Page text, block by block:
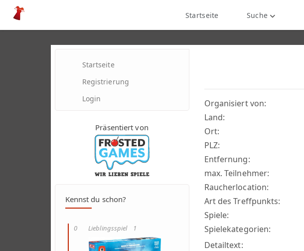
Startseite Suche
Startseite
Registrierung
Login
Präsentiert von
Kennst du schon?
0 Lieblingsspiel 1
Organisiert von:
Land:
Ort:
PLZ:
Entfernung:
max. Teilnehmer:
Raucherlocation:
Art des Treffpunkts:
Spiele:
Spielekategorien:
Detailtext: